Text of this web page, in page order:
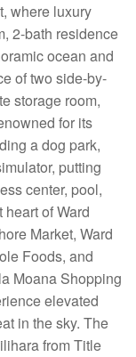
where luxury
2-bath residence
ocean and
of two side-by-
storage room,
for its
a dog park,
putting
center, pool,
of Ward
Market, Ward
Foods, and
Moana Shopping
elevated
in the sky. The
from Title